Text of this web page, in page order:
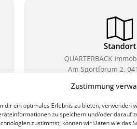
Zustimmung
dir ein optimales Erlebnis zu bieten, verwenden
zu speichern und/oder darauf
zustimmst, können wir Daten wie das
Standort
QUARTERBACK
Am Sportforum 2,
Sie erreichen uns mit dem
Waldplatz/Arena.
des Ticketkaufs